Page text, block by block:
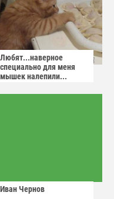
Любят...наверное
специально для меня
мышек налепили...
Иван Чернов